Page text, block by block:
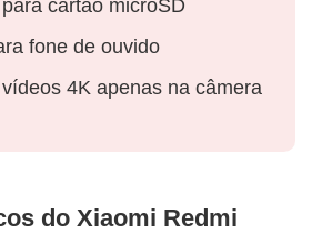
cartão microSD
fone de ouvido
4K apenas na câmera
do Xiaomi Redmi